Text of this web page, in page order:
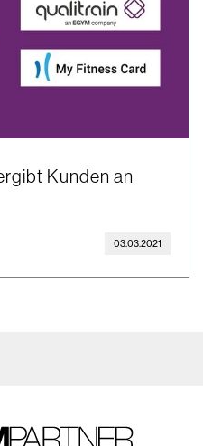
Kunden an
03.03.2021